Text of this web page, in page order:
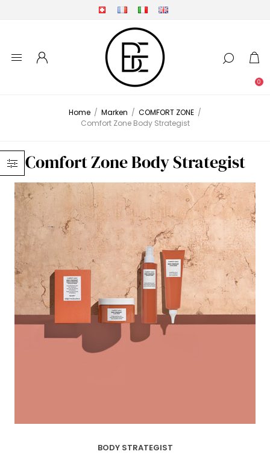
0
Home / Marken / COMFORT ZONE /
Comfort Zone Body Strategist
Comfort Zone Body Strategist
BODY STRATEGIST